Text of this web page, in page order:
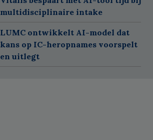
multidisciplinaire intake
LUMC ontwikkelt AI-model dat
kans op IC-heropnames voorspelt
en uitlegt